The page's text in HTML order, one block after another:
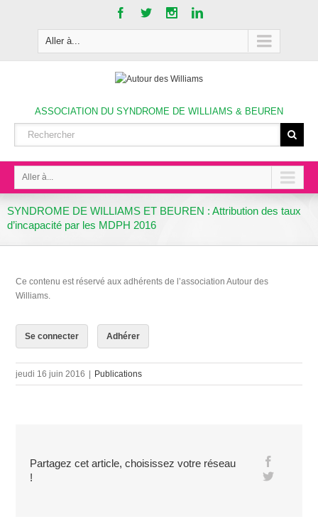
Aller à...
ASSOCIATION DU SYNDROME DE WILLIAMS & BEUREN
Aller à...
SYNDROME DE WILLIAMS ET BEUREN : Attribution des taux
d’incapacité par les MDPH 2016
Ce contenu est réservé aux adhérents de l’association Autour des
Williams.
Se connecter Adhérer
jeudi 16 juin 2016 Publications
Partagez cet article, choisissez votre réseau
!